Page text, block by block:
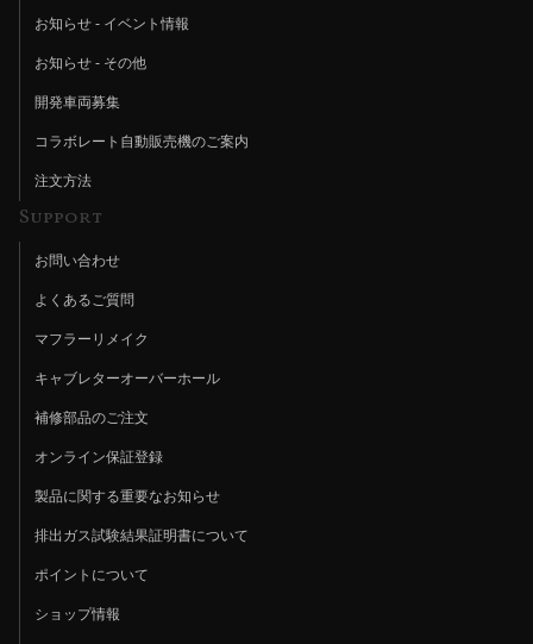
お知らせ - イベント情報
お知らせ - その他
開発車両募集
コラボレート自動販売機のご案内
注文方法
Support
お問い合わせ
よくあるご質問
マフラーリメイク
キャブレターオーバーホール
補修部品のご注文
オンライン保証登録
製品に関する重要なお知らせ
排出ガス試験結果証明書について
ポイントについて
ショップ情報